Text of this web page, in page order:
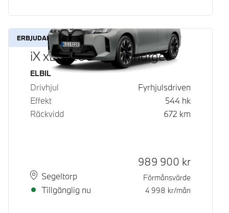
ERBJUDANDE
iX xDrive60 Fully Charged
Bränsle
ELBIL
Drivhjul
Fyrhjulsdriven
Effekt
544 hk
Räckvidd
672 km
PlatsSegeltorp
Leveranstid
Tillgänglig nu
Kontantpris
989 900 kr
Förmånsvärde
4 998 kr/mån